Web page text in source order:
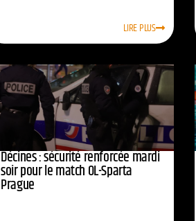
LIRE PLUS
Décines : sécurité renforcée mardi
soir pour le match OL-Sparta
Prague